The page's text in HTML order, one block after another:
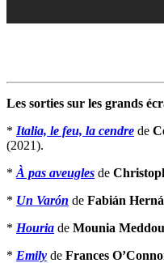
Les sorties sur les grands
* Italia, le feu, la cendre de
(2021).
* À pas aveugles de
* Un Varón de Fabián
* Houria de Mounia
* Emily de Frances